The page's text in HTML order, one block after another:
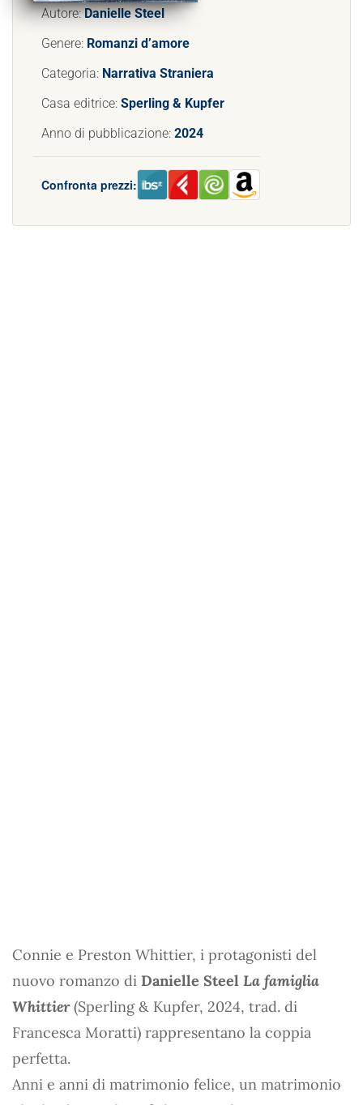
Autore:Danielle Steel
Genere: Romanzi d’amore
Categoria: Narrativa Straniera
Casa editrice: Sperling & Kupfer
Anno di pubblicazione: 2024
Confronta prezzi:
Connie e Preston Whittier, i protagonisti del
nuovo romanzo di Danielle Steel La famiglia
Whittier(Sperling & Kupfer, 2024, trad. di
Francesca Moratti) rappresentano la coppia
perfetta.
Anni e anni di matrimonio felice, un matrimonio